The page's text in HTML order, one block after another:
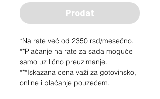
Prodat
*Na rate već od 2350 rsd/mesečno.
**Plaćanje na rate za sada moguće
samo uz lično preuzimanje.
***Iskazana cena važi za gotovinsko,
online i plaćanje pouzećem.